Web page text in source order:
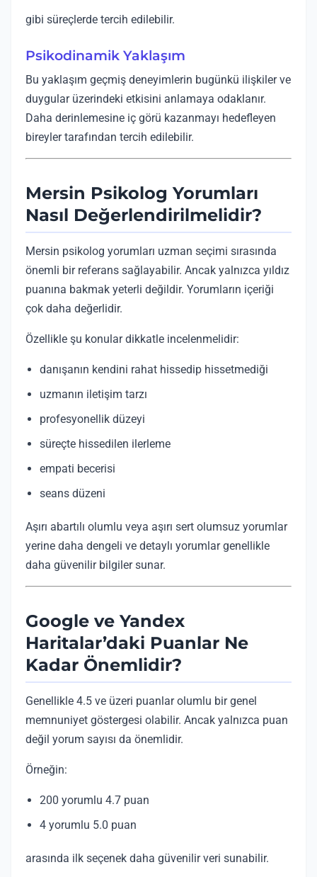
gibi süreçlerde tercih edilebilir.
Psikodinamik Yaklaşım
Bu yaklaşım geçmiş deneyimlerin bugünkü ilişkiler ve
duygular üzerindeki etkisini anlamaya odaklanır.
Daha derinlemesine iç görü kazanmayı hedefleyen
bireyler tarafından tercih edilebilir.
Mersin Psikolog Yorumları
Nasıl Değerlendirilmelidir?
Mersin psikolog yorumları uzman seçimi sırasında
önemli bir referans sağlayabilir. Ancak yalnızca yıldız
puanına bakmak yeterli değildir. Yorumların içeriği
çok daha değerlidir.
Özellikle şu konular dikkatle incelenmelidir:
danışanın kendini rahat hissedip hissetmediği
uzmanın iletişim tarzı
profesyonellik düzeyi
süreçte hissedilen ilerleme
empati becerisi
seans düzeni
Aşırı abartılı olumlu veya aşırı sert olumsuz yorumlar
yerine daha dengeli ve detaylı yorumlar genellikle
daha güvenilir bilgiler sunar.
Google ve Yandex
Haritalar’daki Puanlar Ne
Kadar Önemlidir?
Genellikle 4.5 ve üzeri puanlar olumlu bir genel
memnuniyet göstergesi olabilir. Ancak yalnızca puan
değil yorum sayısı da önemlidir.
Örneğin:
200 yorumlu 4.7 puan
4 yorumlu 5.0 puan
arasında ilk seçenek daha güvenilir veri sunabilir.